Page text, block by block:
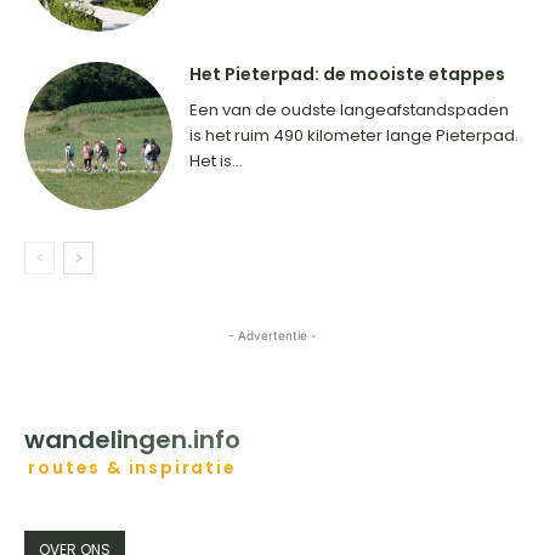
Het Pieterpad: de mooiste etappes
Een van de oudste langeafstandspaden
is het ruim 490 kilometer lange Pieterpad.
Het is...
- Advertentie -
wandelingen.info
routes & inspiratie
OVER ONS